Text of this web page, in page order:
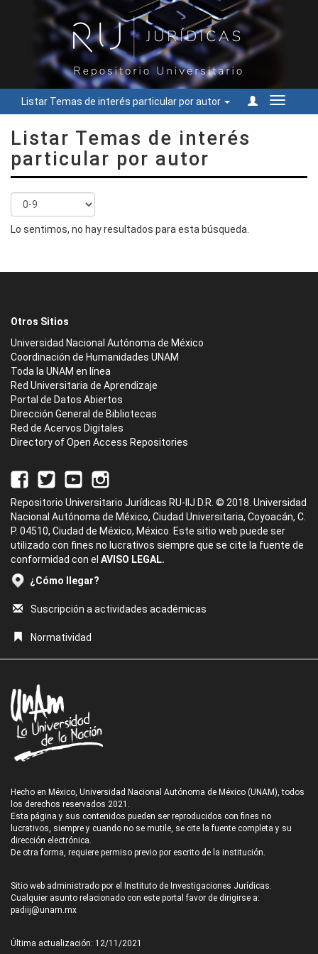
Listar Temas de interés particular por autor
Cambiar
Listar Temas de interés
particular por autor
Lo sentimos, no hay resultados para esta búsqueda.
Otros Sitios
Universidad Nacional Autónoma de México
Coordinación de Humanidades UNAM
Toda la UNAM en línea
Red Universitaria de Aprendizaje
Portal de Datos Abiertos
Dirección General de Bibliotecas
Red de Acervos Digitales
Directory of Open Access Repositories
Repositorio Universitario Jurídicas RU-IIJ D.R. © 2018. Universidad
Nacional Autónoma de México, Ciudad Universitaria, Coyoacán, C.
P. 04510, Ciudad de México, México. Este sitio web puede ser
utilizado con fines no lucrativos siempre que se cite la fuente de
conformidad con el AVISO LEGAL.
¿Cómo llegar?
Suscripción a actividades académicas
Normatividad
Hecho en México, Universidad Nacional Autónoma de México (UNAM), todos
los derechos reservados 2021.
Esta página y sus contenidos pueden ser reproducidos con fines no
lucrativos, siempre y cuando no se mutile, se cite la fuente completa y su
dirección electrónica.
De otra forma, requiere permiso previo por escrito de la institución.
Sitio web administrado por el Instituto de Investigaciones Jurídicas.
Cualquier asunto relacionado con este portal favor de dirigirse a:
padiij@unam.mx
Última actualización: 12/11/2021